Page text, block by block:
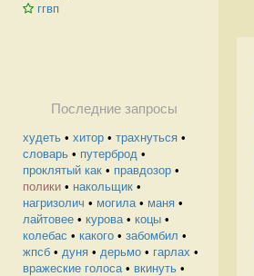
ггвп
Последние запросы
худеть • хитор • трахнуться •
словарь • путерброд •
проклятый как • правдозор •
полики • накольщик •
нагризолич • могила• маня •
лайтовее • курова• коцы •
колебас • какого • забомбил •
жпсб • дуня • дерьмо • гарлах •
вражеские голоса• вкинуть •